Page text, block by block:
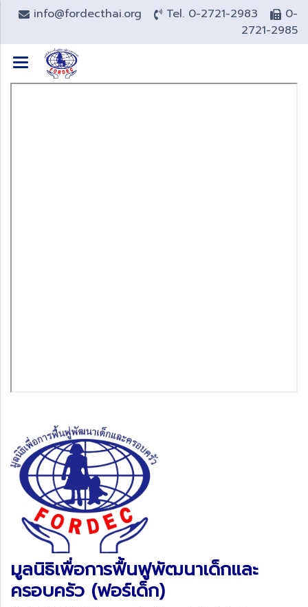
info@fordecthai.org Tel. 0-2721-2983
0-
2721-2985
มูลนิธิเพื่อการฟื้นฟูพัฒนาเด็กและ
ครอบครัว (ฟอร์เด็ก)